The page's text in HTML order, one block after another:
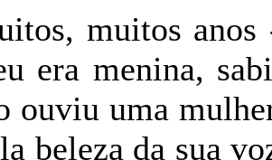
muitos
era menina,
ouviu uma
beleza da sua